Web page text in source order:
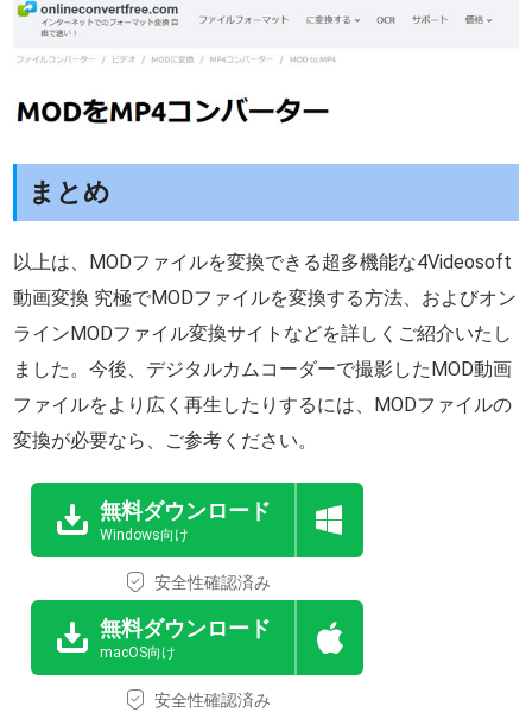
まとめ
以上は、MODファイルを変換できる超多機能な4Videosoft
動画変換 究極でMODファイルを変換する方法、およびオン
ラインMODファイル変換サイトなどを詳しくご紹介いたし
ました。今後、デジタルカムコーダーで撮影したMOD動画
ファイルをより広く再生したりするには、MODファイルの
変換が必要なら、ご参考ください。
無料ダウンロード
Windows向け
安全性確認済み
無料ダウンロード
macOS向け
安全性確認済み